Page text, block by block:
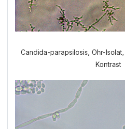
Candida-parapsilosis, Ohr-
Kontrast